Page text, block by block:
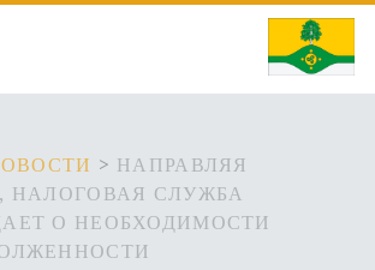
> НАПРАВЛЯЯ
НАЛОГОВАЯ СЛУЖБА
О НЕОБХОДИМОСТИ